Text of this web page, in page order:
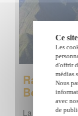
Bouteille
La randonnée
Ce
Les
d'offrir
médias
Nous
avec
de